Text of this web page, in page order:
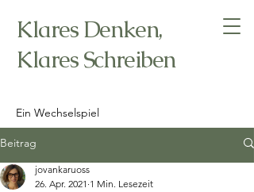
Klares Denken,
Klares Schreiben
Ein Wechselspiel
Beitrag
jovankaruoss
26. Apr. 2021 1 Min. Lesezeit